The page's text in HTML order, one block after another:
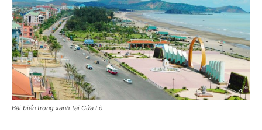
Bãi biển trong xanh tại Cửa Lò